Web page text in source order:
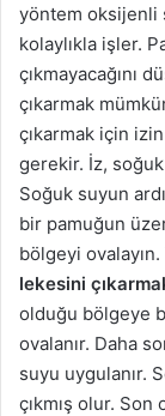
yöntem oksijenli
kolaylıkla işler.
çıkmayacağını
çıkarmak
çıkarmak için
gerekir. İz, soğuk
Soğuk suyun
bir pamuğun
bölgeyi ovalayın.
lekesini
olduğu bölgeye
ovalanır. Daha
suyu uygulanır.
çıkmış olur.